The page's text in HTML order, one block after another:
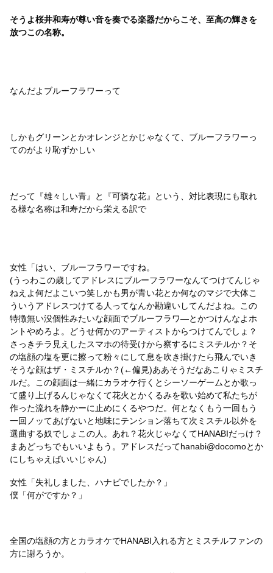
そうよ桜井和寿が尊い音を奏でる楽器だからこそ、至高の輝きを
放つこの名称。
なんだよブルーフラワーって
しかもグリーンとかオレンジとかじゃなくて、ブルーフラワーっ
てのがより恥ずかしい
だって『雄々しい青』と『可憐な花』という、対比表現にも取れ
る様な名称は和寿だから栄える訳で
女性「はい、ブルーフラワーですね。
(うっわこの歳してアドレスにブルーフラワーなんてつけてんじゃ
ねえよ何だよこいつ笑しかも男が青い花とか何なのマジで大体こ
ういうアドレスつけてる人ってなんか勘違いしてんだよね。この
特徴無い没個性みたいな顔面でブルーフラワ―とかつけんなよホ
ントやめろよ。どうせ何かのアーティストからつけてんでしょ？
さっきチラ見えしたスマホの待受けから察するにミスチルか？そ
の塩顔の塩を更に擦って粉々にして息を吹き掛けたら飛んでいき
そうな顔はザ・ミスチルか？(←偏見)ああそうだなあこりゃミスチ
ルだ。この顔面は一緒にカラオケ行くとシーソーゲームとか歌っ
て盛り上げるんじゃなくて花火とかくるみを歌い始めて私たちが
作った流れを静かーに止めにくるやつだ。何となくもう一回もう
一回ノッてあげないと地味にテンション落ちて次ミスチル以外を
選曲する奴でしょこの人。あれ？花火じゃなくてHANABIだっけ？
まあどっちでもいいよもう。アドレスだってhanabi@docomoとか
にしちゃえばいいじゃん)
女性「失礼しました、ハナビでしたか？」
僕「何がですか？」
全国の塩顔の方とカラオケでHANABI入れる方とミスチルファンの
方に謝ろうか。